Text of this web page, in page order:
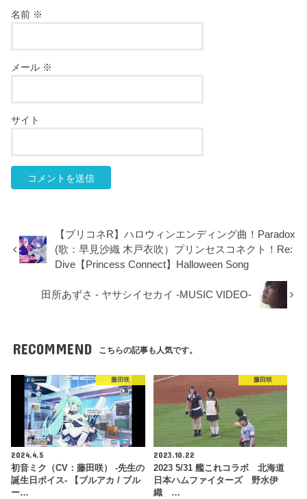
名前 ※
メール ※
サイト
【プリコネR】ハロウィンエンディング曲！Paradox
(歌：早見沙織 木戸衣吹）プリンセスコネクト！Re:
Dive【Princess Connect】Halloween Song
田所あずさ - ヤサシイセカイ -MUSIC VIDEO-
RECOMMEND こちらの記事も人気です。
藤田咲
2024.4.5
初音ミク（CV：藤田咲） -先生の
誕生日ボイス- 【ブルアカ / ブル
ー…
藤田咲
2023.10.22
2023 5/31 艦これコラボ 北海道
日本ハムファイターズ 野水伊
織 …